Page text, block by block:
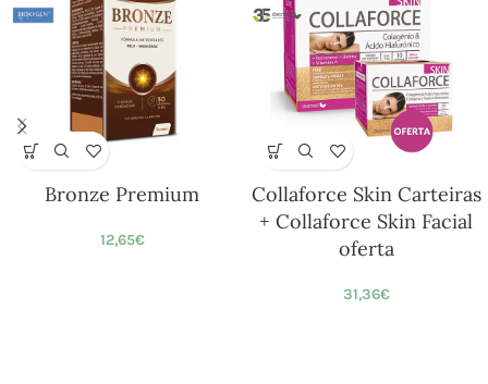
Bronze Premium
12,65€
Collaforce Skin Carteiras
+ Collaforce Skin Facial
oferta
31,36€